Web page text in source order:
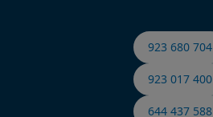
923 680 704
923 017 400
644 437 588